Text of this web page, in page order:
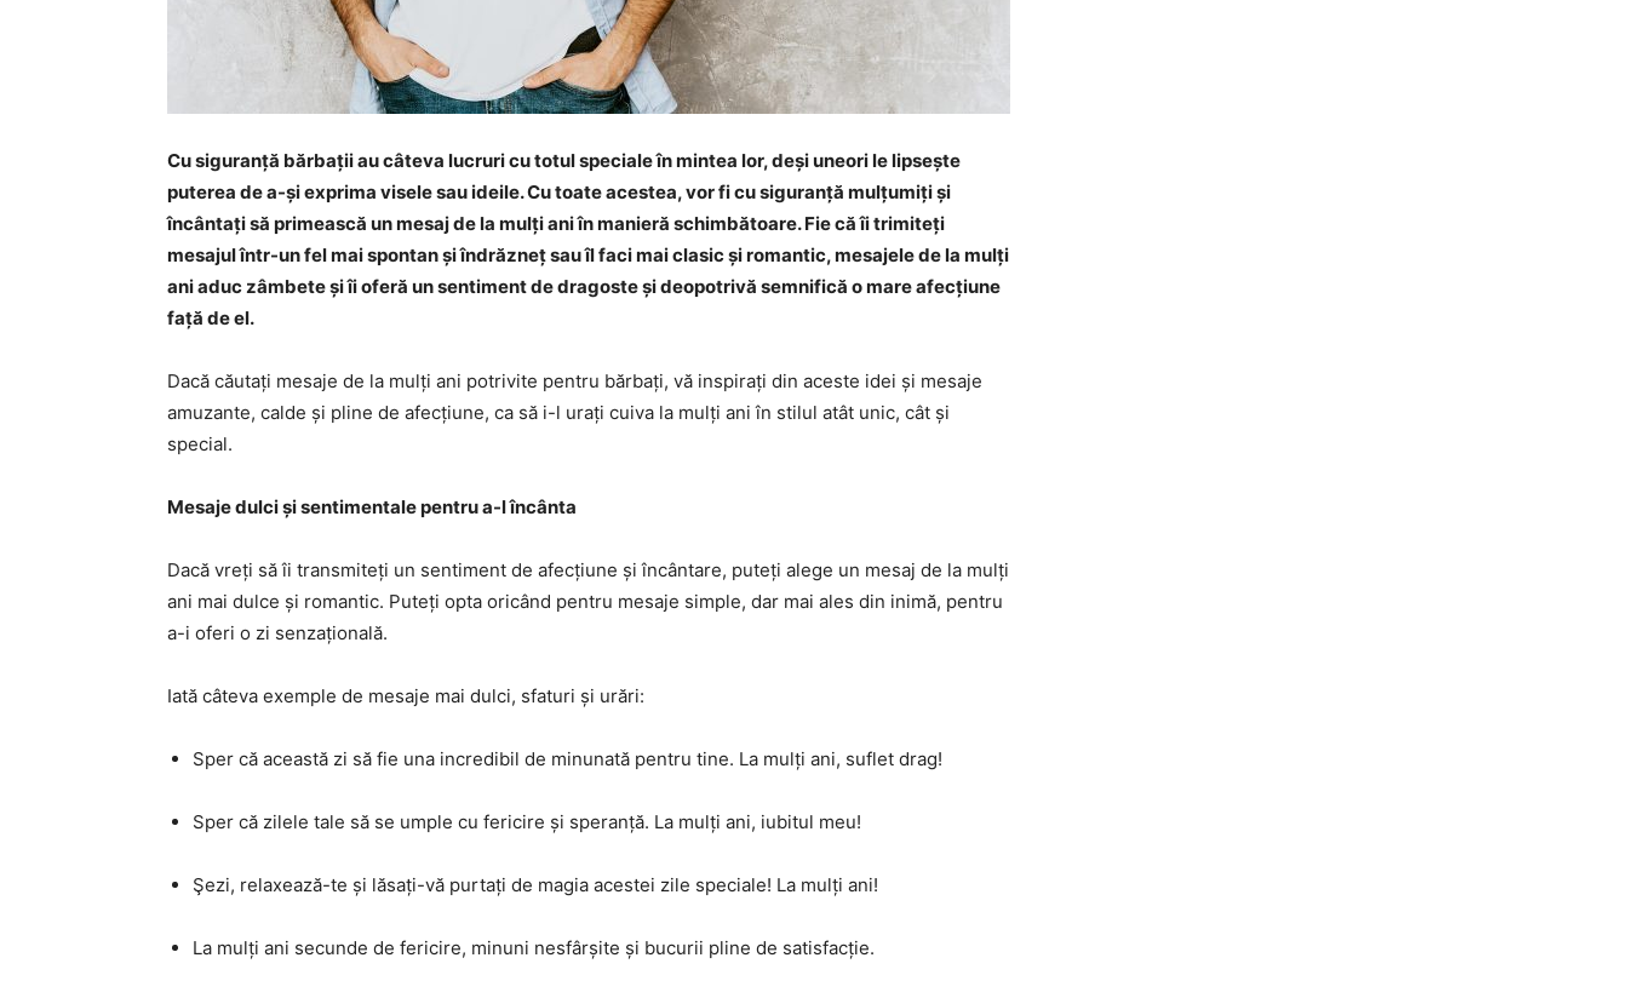
Cu siguranță bărbații au câteva lucruri cu totul speciale în mintea lor, deși uneori le lipsește
puterea de a-și exprima visele sau ideile. Cu toate acestea, vor fi cu siguranță mulțumiți și
încântați să primească un mesaj de la mulți ani în manieră schimbătoare. Fie că îi trimiteți
mesajul într-un fel mai spontan și îndrăzneț sau îl faci mai clasic și romantic, mesajele de la mulți
ani aduc zâmbete și îi oferă un sentiment de dragoste și deopotrivă semnifică o mare afecțiune
față de el.
Dacă căutați mesaje de la mulți ani potrivite pentru bărbați, vă inspirați din aceste idei și mesaje
amuzante, calde și pline de afecțiune, ca să i-l urați cuiva la mulți ani în stilul atât unic, cât și
special.
Mesaje dulci și sentimentale pentru a-l încânta
Dacă vreți să îi transmiteți un sentiment de afecțiune și încântare, puteți alege un mesaj de la mulți
ani mai dulce și romantic. Puteți opta oricând pentru mesaje simple, dar mai ales din inimă, pentru
a-i oferi o zi senzațională.
Iată câteva exemple de mesaje mai dulci, sfaturi și urări:
Sper că această zi să fie una incredibil de minunată pentru tine. La mulți ani, suflet drag!
Sper că zilele tale să se umple cu fericire și speranță. La mulți ani, iubitul meu!
Şezi, relaxează-te și lăsați-vă purtați de magia acestei zile speciale! La mulți ani!
La mulți ani secunde de fericire, minuni nesfârșite și bucurii pline de satisfacție.